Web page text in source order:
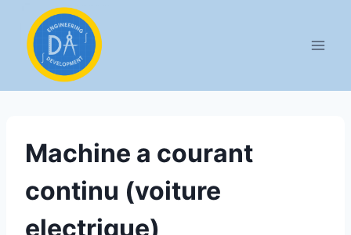
contenu
Machine a courant
continu (voiture
electrique)